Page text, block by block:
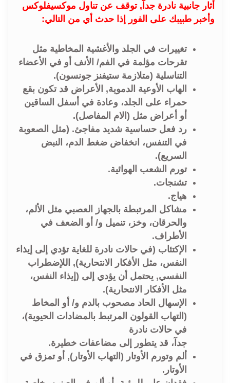
أثار جانبية نادرة جدآ, توقف عن تناول موكسيفلوكس
وأخبر طبيبك على الفور إذا حدث أي من التالي:
تغييرات في الجلد والأغشية المخاطية مثل
تقرحات مؤلمة في الفم/ الأنف أو في الأعضاء
التناسلية (متلازمة ستيفنز جونسون).
الهاب الأوعية الدموية, الأعراض قد تكون بقع
حمراء على الجلد، وعادة في أسفل الساقين
أو أعراض مثل (الام المفاصل).
رد فعل حساسية شديد مفاجئ. (مثل الصعوبة
في التنفس، انخفاض ضغط الدم، النبض
السريع).
تورم الشعب الهوائية.
تشنجات.
هياج.
مشاكل المرتبطة بالجهاز العصبي مثل الألم،
والحرقان، وخز، تنميل و/ أو الضعف في
الأطراف.
الإكتئاب (في حالات نادرة للغاية تؤدي إلى إيذاء
النفس، مثل الأفكار الانتحارية), اللإضطراب
النفسي, يحتمل أن يؤدي إلى (إيذاء النفس،
مثل الأفكار الانتحارية).
الإسهال الحاد مصحوب بالدم و/ أو المخاط
(التهاب القولون المرتبط بالمضادات الحيوية)،
في حالات نادرة
جدآ، قد يتطور إلى مضاعفات خطيرة.
ألم وتورم الأوتار (التهاب الأوتار), أو تمزق في
الأوتار.